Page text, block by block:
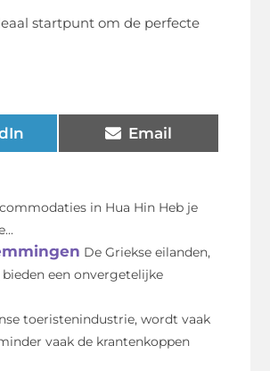
startpunt om de perfecte
Email
in Hua Hin Heb je
De Griekse eilanden,
een onvergetelijke
toeristenindustrie, wordt vaak
vaak de krantenkoppen